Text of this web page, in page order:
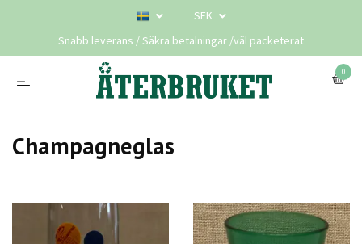
SEK
Snabb leverans / Säkra betalningar /väl packeterat
0
Champagneglas